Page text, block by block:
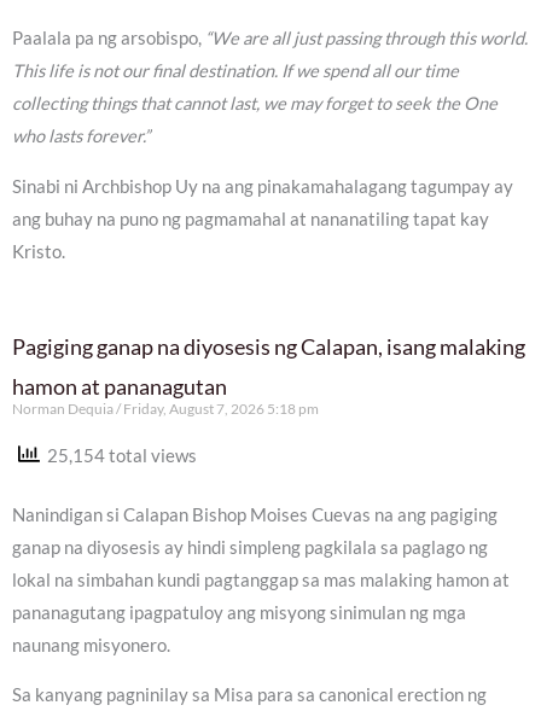
Paalala pa ng arsobispo, “We are all just passing through this world.
This life is not our final destination. If we spend all our time
collecting things that cannot last, we may forget to seek the One
who lasts forever.”
Sinabi ni Archbishop Uy na ang pinakamahalagang tagumpay ay
ang buhay na puno ng pagmamahal at nananatiling tapat kay
Kristo.
Pagiging ganap na diyosesis ng Calapan, isang malaking
hamon at pananagutan
Norman Dequia Friday, August 7, 2026 5:18 pm
25,154 total views
Nanindigan si Calapan Bishop Moises Cuevas na ang pagiging
ganap na diyosesis ay hindi simpleng pagkilala sa paglago ng
lokal na simbahan kundi pagtanggap sa mas malaking hamon at
pananagutang ipagpatuloy ang misyong sinimulan ng mga
naunang misyonero.
Sa kanyang pagninilay sa Misa para sa canonical erection ng